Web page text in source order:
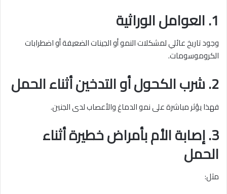
1. العوامل الوراثية
وجود تاريخ عائلي لمشكلات النمو أو الجينات الضعيفة أو اضطرابات
الكروموسومات.
2. شرب الكحول أو التدخين أثناء الحمل
فهذا يؤثر مباشرة على نمو الدماغ والأعصاب لدى الجنين.
3. إصابة الأم بأمراض خطيرة أثناء
الحمل
مثل: